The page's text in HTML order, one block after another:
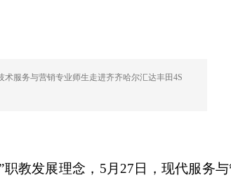
服务与营销专业师生走进齐齐哈尔汇达丰田4S
教发展理念， 5 月 27 日，现代服务